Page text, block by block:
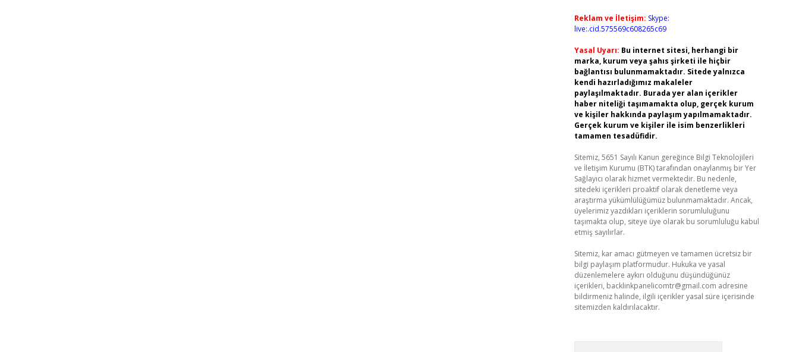
Reklam ve İletişim: Skype:
live:.cid.575569c608265c69
Yasal Uyarı: Bu internet sitesi, herhangi bir
marka, kurum veya şahıs şirketi ile hiçbir
bağlantısı bulunmamaktadır. Sitede yalnızca
kendi hazırladığımız makaleler
paylaşılmaktadır. Burada yer alan içerikler
haber niteliği taşımamakta olup, gerçek kurum
ve kişiler hakkında paylaşım yapılmamaktadır.
Gerçek kurum ve kişiler ile isim benzerlikleri
tamamen tesadüfidir.
Sitemiz, 5651 Sayılı Kanun gereğince Bilgi Teknolojileri
ve İletişim Kurumu (BTK) tarafından onaylanmış bir Yer
Sağlayıcı olarak hizmet vermektedir. Bu nedenle,
sitedeki içerikleri proaktif olarak denetleme veya
araştırma yükümlülüğümüz bulunmamaktadır. Ancak,
üyelerimiz yazdıkları içeriklerin sorumluluğunu
taşımakta olup, siteye üye olarak bu sorumluluğu kabul
etmiş sayılırlar.
Sitemiz, kar amacı gütmeyen ve tamamen ücretsiz bir
bilgi paylaşım platformudur. Hukuka ve yasal
düzenlemelere aykırı olduğunu düşündüğünüz
içerikleri, backlinkpanelicomtr@gmail.com adresine
bildirmeniz halinde, ilgili içerikler yasal süre içerisinde
sitemizden kaldırılacaktır.